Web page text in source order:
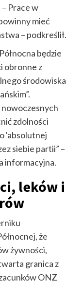
Prace w
mieć
– podkreślił.
będzie
obronne z
środowiska
nowoczesnych
zdolności
'absolutnej
siebie partii” –
informacyjna.
leków i
że
żywności,
granica z
ONZ